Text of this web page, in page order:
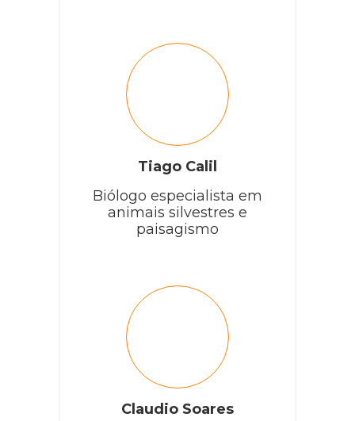
Tiago Calil
Biólogo especialista em
animais silvestres e
paisagismo
Claudio Soares